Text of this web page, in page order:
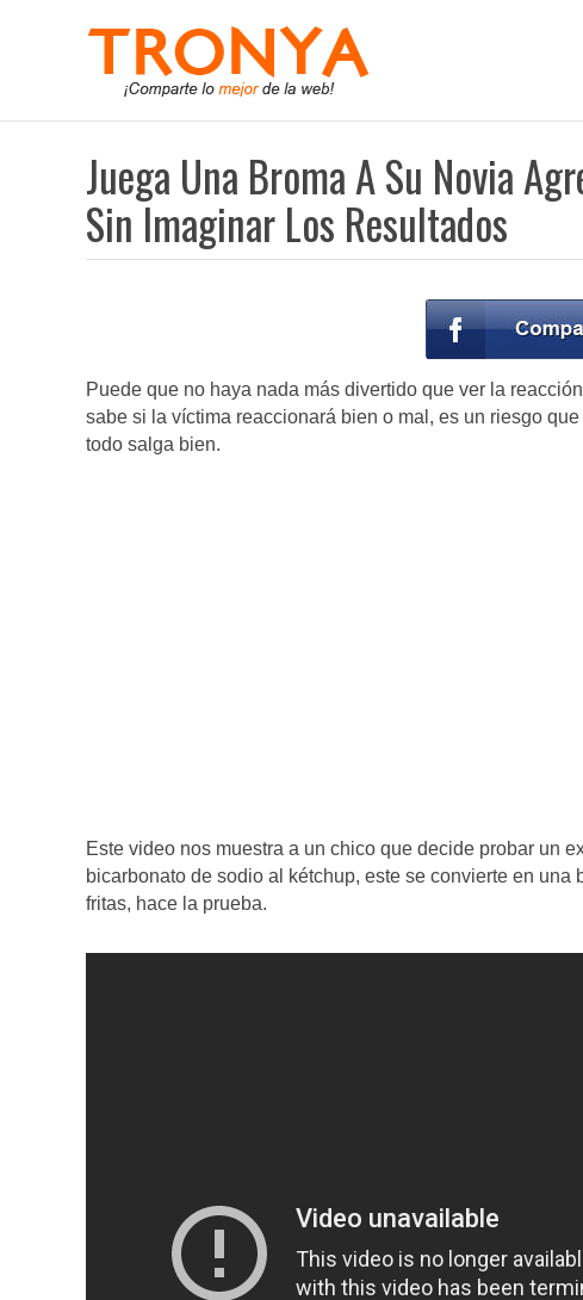
Juega Una Broma A Su Novia
Sin Imaginar Los Resultados
Puede que no haya nada más divertido que ver la
sabe si la víctima reaccionará bien o mal, es un riesgo
todo salga bien.
Este video nos muestra a un chico que decide probar un
bicarbonato de sodio al kétchup, este se convierte en
fritas, hace la prueba.